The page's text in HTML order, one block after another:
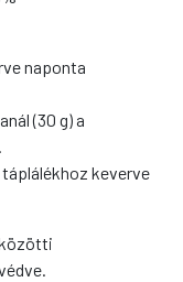
naponta
(30 g) a
keverve
közötti